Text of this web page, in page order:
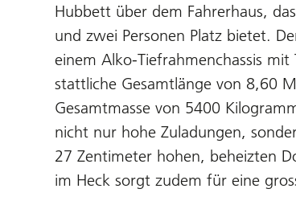
Hubbett über dem Fahrerhaus,
und zwei Personen Platz bietet.
einem Alko-Tiefrahmenchassis
stattliche Gesamtlänge von 8,60
Gesamtmasse von 5400
nicht nur hohe Zuladungen,
27 Zentimeter hohen, beheizten
im Heck sorgt zudem für eine